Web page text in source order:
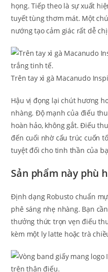
họng. Tiếp theo là sự xuất
tuyết tùng thơm mát. Một
nướng tạo cảm giác rất dễ
Trên tay xì gà Macanudo
Hậu vị đọng lại chút hương
nhàng. Độ mạnh của điếu
hoàn hảo, không gắt. Điếu
đến cuối nhờ cấu trúc cuốn
tuyệt đối cho tinh thần của
Sản phẩm này phù
Định dạng Robusto chuẩn
phê sáng nhẹ nhàng. Bạn
thưởng thức trọn vẹn điếu
kèm một ly latte hoặc trà